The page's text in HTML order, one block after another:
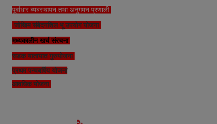
पूर्वाधार ब्यबस्थापन तथा अनुगमन प्रणाली
जोखिम संबेदनशिल भू उपयोग योजना
मध्यकालीन खर्च संरचना
सडक यातायात गुरुयोजना
प्रथम पन्चबर्षिय योजना
आवधिक योजना